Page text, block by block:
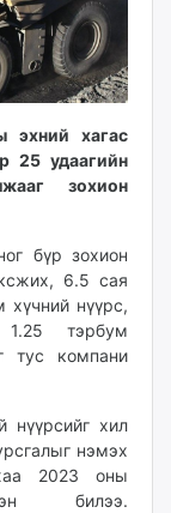
эхний хагас
25 удаагийн
зохион
бүр зохион
6.5 сая
нүүрс,
тэрбум
тус компани
нүүрсийг хил
нэмэх
2023 оны
билээ.